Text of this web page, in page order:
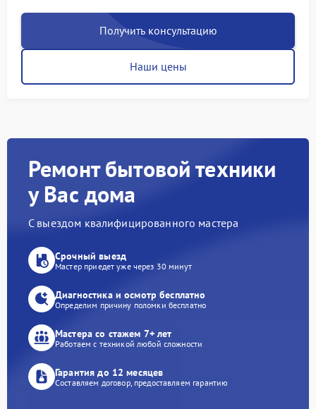
Получить консультацию
Наши цены
Ремонт бытовой техники
у Вас дома
С выездом квалифицированного мастера
Срочный выезд
Мастер приедет уже через 30 минут
Диагностика и осмотр бесплатно
Определим причину поломки бесплатно
Мастера со стажем 7+ лет
Работаем с техникой любой сложности
Гарантия до 12 месяцев
Составляем договор, предоставляем гарантию